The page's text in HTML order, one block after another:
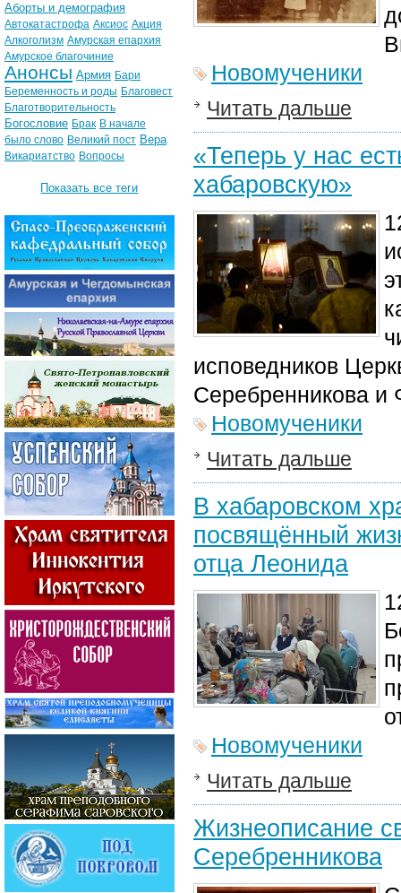
Новомученики
Читать дальше
«Теперь у нас
хабаровскую»
исповедников
Серебренникова и
Новомученики
Читать дальше
В хабаровском
посвящённый
отца Леонида
Новомученики
Читать дальше
Жизнеописание
Серебренникова
Аборты и демография
Автокатастрофа Аксиос Акция
Алкоголизм Амурская епархия
Амурское благочиние
Анонсы Армия Бари
Беременность и роды Благовест
Благотворительность
Богословие Брак В начале
было слово Великий пост Вера
Викариатство Вопросы
Показать все теги